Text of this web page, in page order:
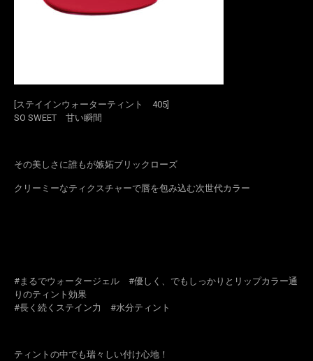
[ステイインウォーターティント 405]
SO SWEET 甘い瞬間
その美しさに誰もが嫉妬ブリックローズ
クリーミーなティクスチャーで唇を包み込む次世代カラー
#まるでウォータージェル #優しく、でもしっかりとリップカラー通
りのティント効果
#長く続くステイン力 #水分ティント
ティントの中でも瑞々しい付け心地！